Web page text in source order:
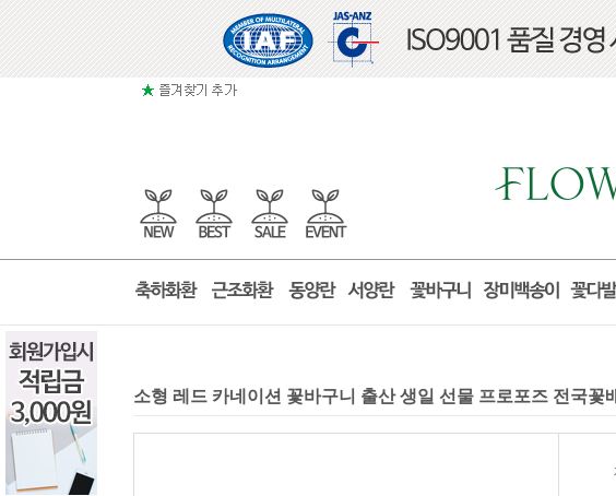
소형 레드 카네이션 꽃바구니 출산 생일 선물 프로포즈 전국꽃